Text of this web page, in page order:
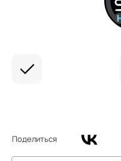
Поделиться